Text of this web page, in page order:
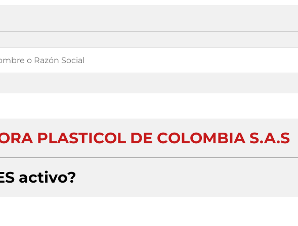
PLASTICOL DE COLOMBIA S.A.S
activo?